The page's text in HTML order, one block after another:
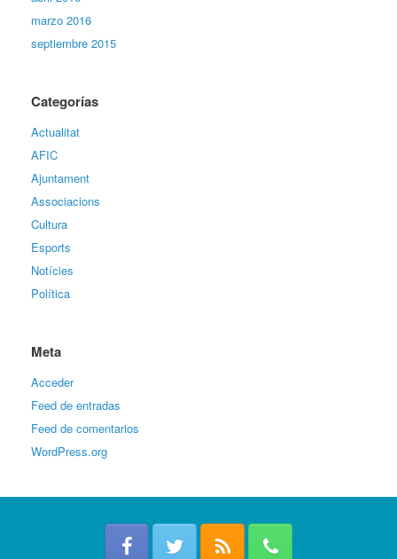
marzo 2016
septiembre 2015
Categorías
Actualitat
AFIC
Ajuntament
Associacions
Cultura
Esports
Notícies
Política
Meta
Acceder
Feed de entradas
Feed de comentarios
WordPress.org